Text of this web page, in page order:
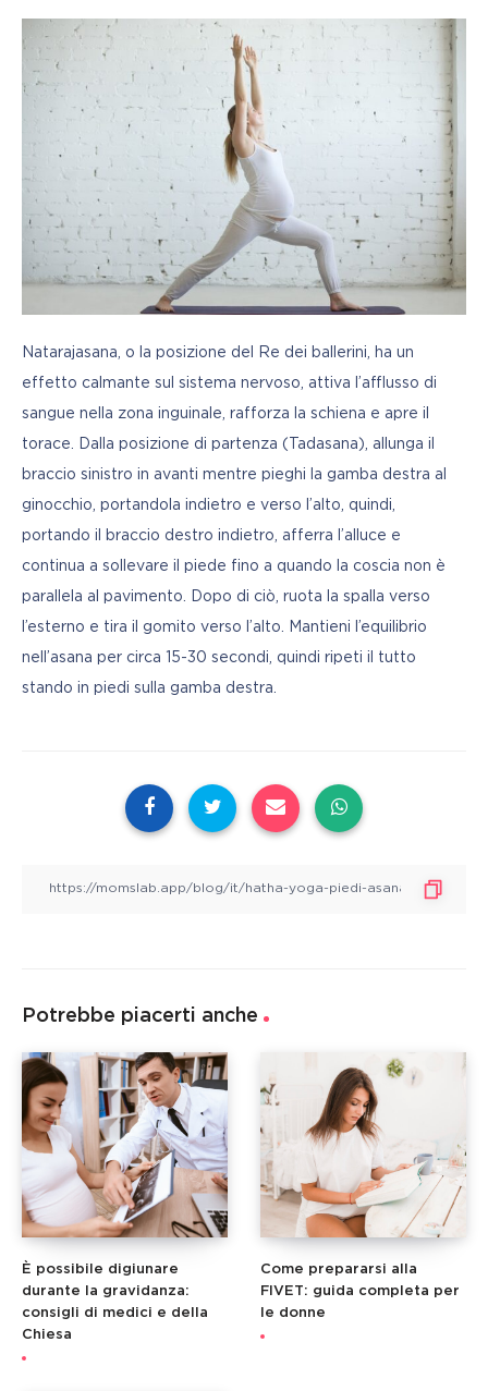
Natarajasana, o la posizione del Re dei ballerini, ha un
effetto calmante sul sistema nervoso, attiva l’afflusso di
sangue nella zona inguinale, rafforza la schiena e apre il
torace. Dalla posizione di partenza (Tadasana), allunga il
braccio sinistro in avanti mentre pieghi la gamba destra al
ginocchio, portandola indietro e verso l’alto, quindi,
portando il braccio destro indietro, afferra l’alluce e
continua a sollevare il piede fino a quando la coscia non è
parallela al pavimento. Dopo di ciò, ruota la spalla verso
l’esterno e tira il gomito verso l’alto. Mantieni l’equilibrio
nell’asana per circa 15-30 secondi, quindi ripeti il tutto
stando in piedi sulla gamba destra.
Potrebbe piacerti anche
È possibile digiunare
durante la gravidanza:
consigli di medici e della
Chiesa
Come prepararsi alla
FIVET: guida completa per
le donne